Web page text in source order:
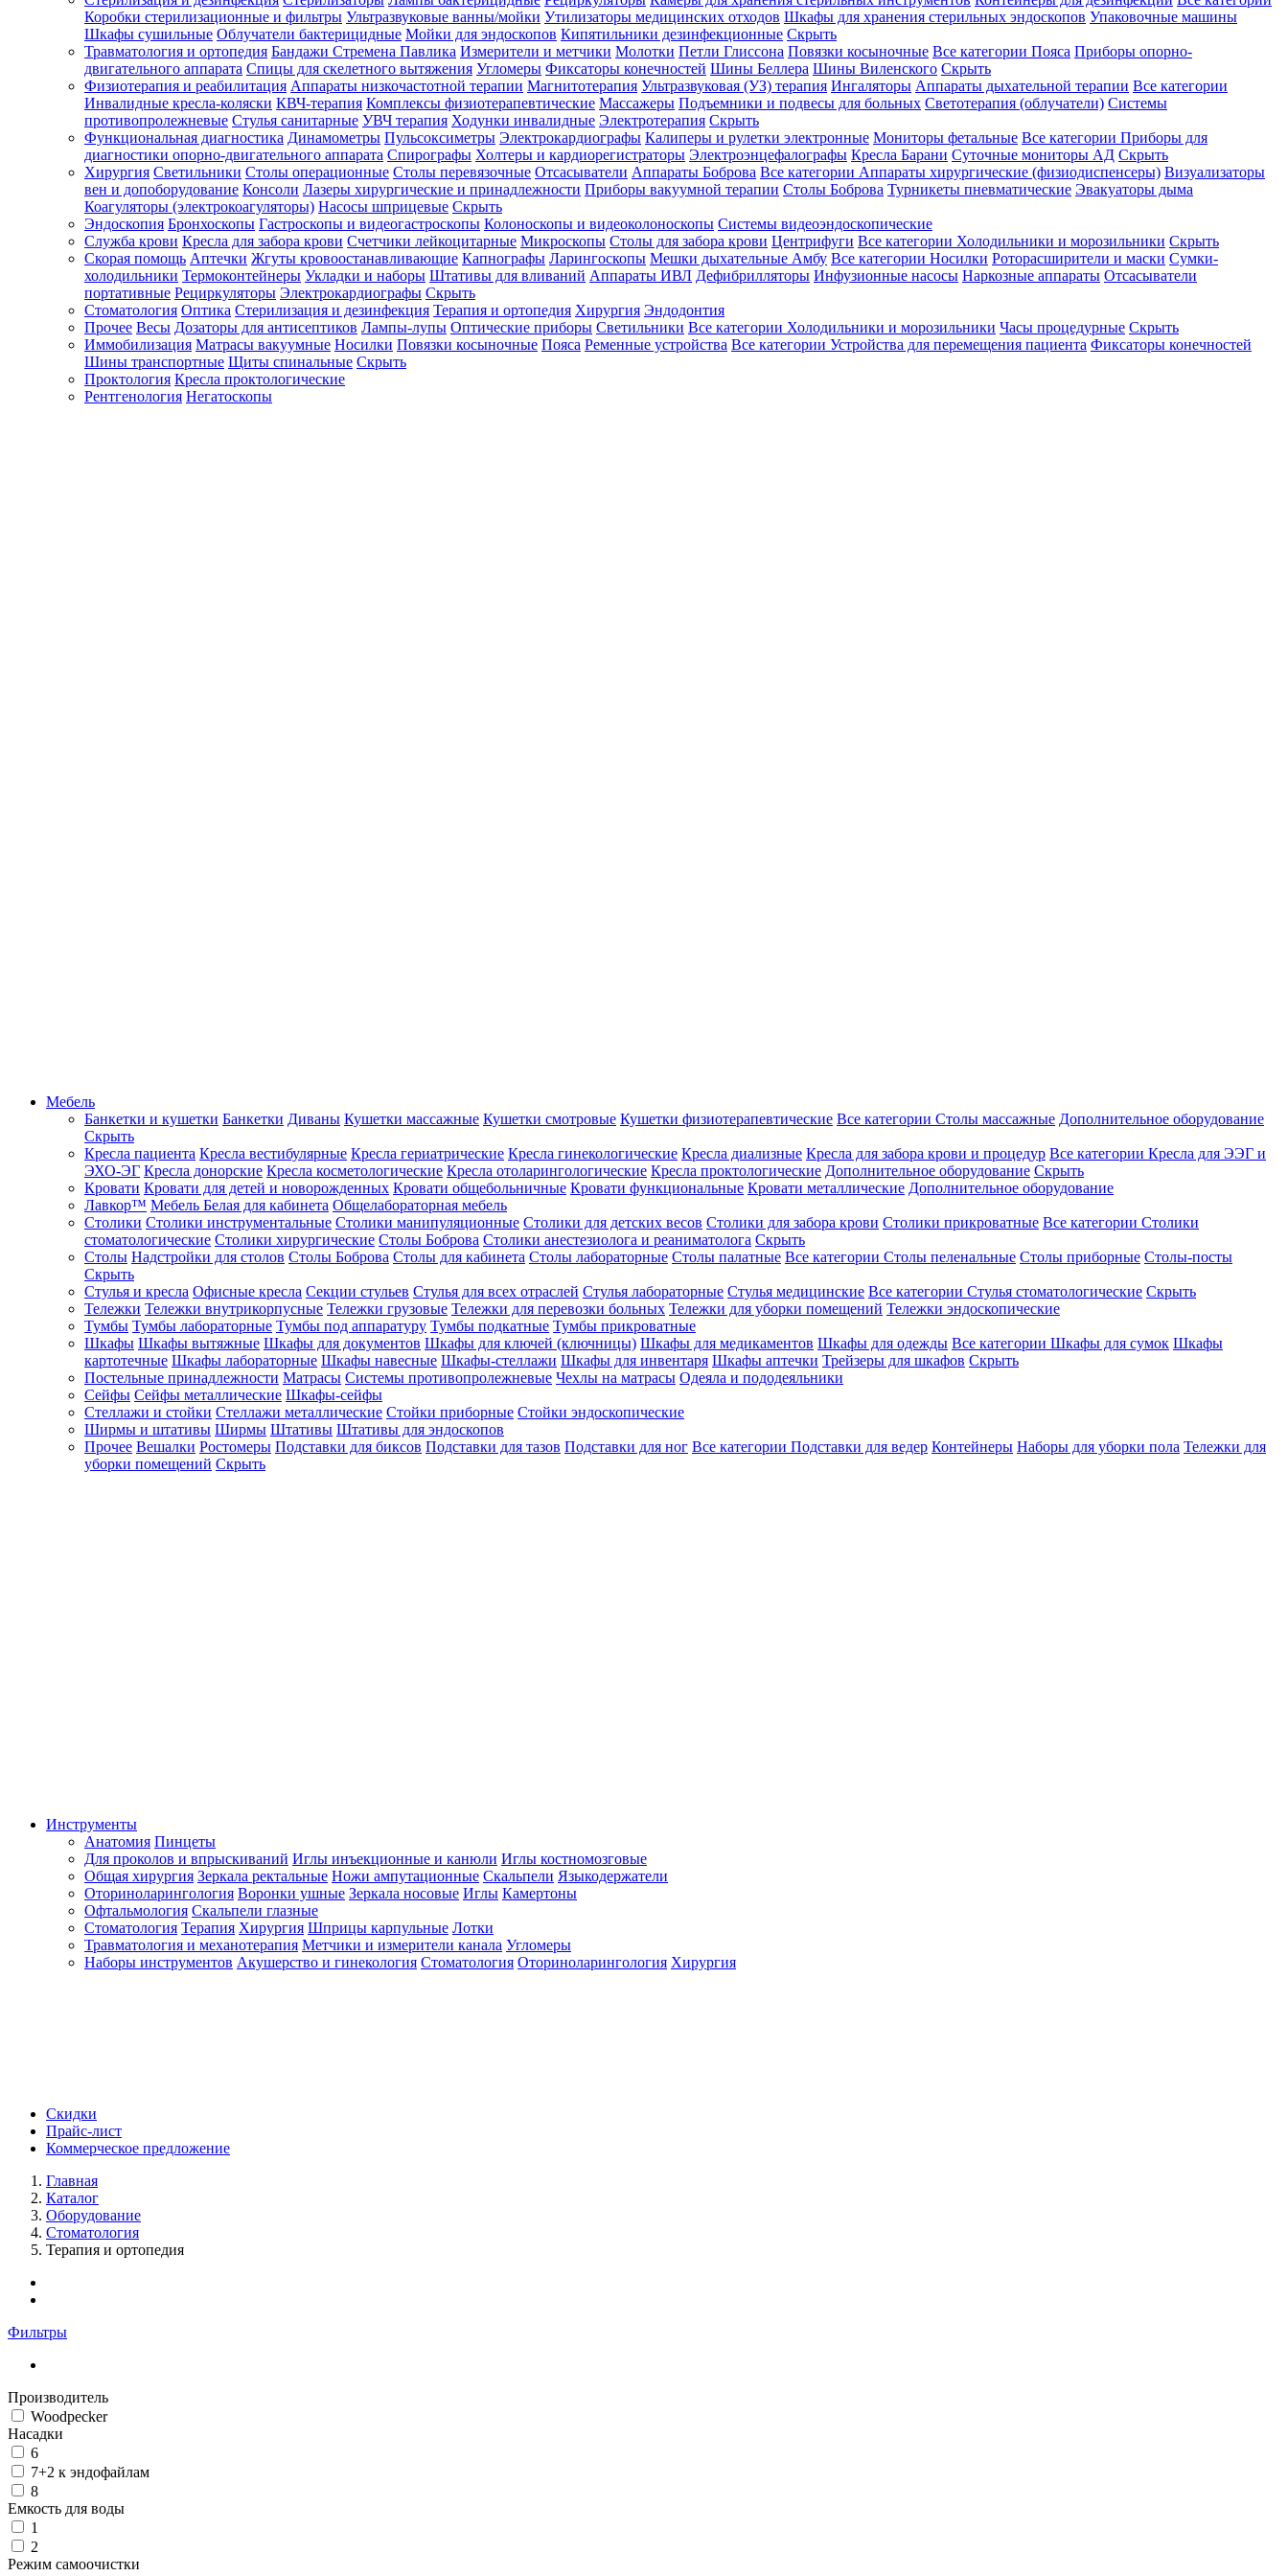
Зарегистрироваться
Зачем
регистрироваться?
Все
покупки
в
одном
месте
Личный
менеджер
Отслеживание
статуса
заказа
Коробки стерилизационные и фильтры Ультразвуковые ванны/мойки Утилизаторы медицинских отходов Шкафы для хранения стерильных эндоскопов Упаковочные машины
Шкафы сушильные Облучатели бактерицидные Мойки для эндоскопов Кипятильники дезинфекционные Скрыть
Травматология и ортопедия Бандажи Стремена Павлика Измерители и метчики Молотки Петли Глиссона Повязки косыночные Все категории Пояса Приборы опорно-
двигательного аппарата Спицы для скелетного вытяжения Угломеры Фиксаторы конечностей Шины Беллера Шины Виленского Скрыть
Физиотерапия и реабилитация Аппараты низкочастотной терапии Магнитотерапия Ультразвуковая (УЗ) терапия Ингаляторы Аппараты дыхательной терапии Все категории
Инвалидные кресла-коляски КВЧ-терапия Комплексы физиотерапевтические Массажеры Подъемники и подвесы для больных Светотерапия (облучатели) Системы
противопролежневые Стулья санитарные УВЧ терапия Ходунки инвалидные Электротерапия Скрыть
Функциональная диагностика Динамометры Пульсоксиметры Электрокардиографы Калиперы и рулетки электронные Мониторы фетальные Все категории Приборы для
диагностики опорно-двигательного аппарата Спирографы Холтеры и кардиорегистраторы Электроэнцефалографы Кресла Барани Суточные мониторы АД Скрыть
Хирургия Светильники Столы операционные Столы перевязочные Отсасыватели Аппараты Боброва Все категории Аппараты хирургические (физиодиспенсеры) Визуализаторы
вен и допоборудование Консоли Лазеры хирургические и принадлежности Приборы вакуумной терапии Столы Боброва Турникеты пневматические Эвакуаторы дыма
Коагуляторы (электрокоагуляторы) Насосы шприцевые Скрыть
Эндоскопия Бронхоскопы Гастроскопы и видеогастроскопы Колоноскопы и видеоколоноскопы Системы видеоэндоскопические
Служба крови Кресла для забора крови Счетчики лейкоцитарные Микроскопы Столы для забора крови Центрифуги Все категории Холодильники и морозильники Скрыть
Скорая помощь Аптечки Жгуты кровоостанавливающие Капнографы Ларингоскопы Мешки дыхательные Амбу Все категории Носилки Роторасширители и маски Сумки-
холодильники Термоконтейнеры Укладки и наборы Штативы для вливаний Аппараты ИВЛ Дефибрилляторы Инфузионные насосы Наркозные аппараты Отсасыватели
портативные Рециркуляторы Электрокардиографы Скрыть
Стоматология Оптика Стерилизация и дезинфекция Терапия и ортопедия Хирургия Эндодонтия
Прочее Весы Дозаторы для антисептиков Лампы-лупы Оптические приборы Светильники Все категории Холодильники и морозильники Часы процедурные Скрыть
Иммобилизация Матрасы вакуумные Носилки Повязки косыночные Пояса Ременные устройства Все категории Устройства для перемещения пациента Фиксаторы конечностей
Шины транспортные Щиты спинальные Скрыть
Проктология Кресла проктологические
Рентгенология Негатоскопы
Мебель
Банкетки и кушетки Банкетки Диваны Кушетки массажные Кушетки смотровые Кушетки физиотерапевтические Все категории Столы массажные Дополнительное оборудование
Скрыть
Кресла пациента Кресла вестибулярные Кресла гериатрические Кресла гинекологические Кресла диализные Кресла для забора крови и процедур Все категории Кресла для ЭЭГ и
ЭХО-ЭГ Кресла донорские Кресла косметологические Кресла отоларингологические Кресла проктологические Дополнительное оборудование Скрыть
Кровати Кровати для детей и новорожденных Кровати общебольничные Кровати функциональные Кровати металлические Дополнительное оборудование
Лавкор™ Мебель Белая для кабинета Общелабораторная мебель
Столики Столики инструментальные Столики манипуляционные Столики для детских весов Столики для забора крови Столики прикроватные Все категории Столики
стоматологические Столики хирургические Столы Боброва Столики анестезиолога и реаниматолога Скрыть
Столы Надстройки для столов Столы Боброва Столы для кабинета Столы лабораторные Столы палатные Все категории Столы пеленальные Столы приборные Столы-посты
Скрыть
Стулья и кресла Офисные кресла Секции стульев Стулья для всех отраслей Стулья лабораторные Стулья медицинские Все категории Стулья стоматологические Скрыть
Тележки Тележки внутрикорпусные Тележки грузовые Тележки для перевозки больных Тележки для уборки помещений Тележки эндоскопические
Тумбы Тумбы лабораторные Тумбы под аппаратуру Тумбы подкатные Тумбы прикроватные
Шкафы Шкафы вытяжные Шкафы для документов Шкафы для ключей (ключницы) Шкафы для медикаментов Шкафы для одежды Все категории Шкафы для сумок Шкафы
картотечные Шкафы лабораторные Шкафы навесные Шкафы-стеллажи Шкафы для инвентаря Шкафы аптечки Трейзеры для шкафов Скрыть
Постельные принадлежности Матрасы Системы противопролежневые Чехлы на матрасы Одеяла и пододеяльники
Сейфы Сейфы металлические Шкафы-сейфы
Стеллажи и стойки Стеллажи металлические Стойки приборные Стойки эндоскопические
Ширмы и штативы Ширмы Штативы Штативы для эндоскопов
Прочее Вешалки Ростомеры Подставки для биксов Подставки для тазов Подставки для ног Все категории Подставки для ведер Контейнеры Наборы для уборки пола Тележки для
уборки помещений Скрыть
Инструменты
Анатомия Пинцеты
Для проколов и впрыскиваний Иглы инъекционные и канюли Иглы костномозговые
Общая хирургия Зеркала ректальные Ножи ампутационные Скальпели Языкодержатели
Оториноларингология Воронки ушные Зеркала носовые Иглы Камертоны
Офтальмология Скальпели глазные
Стоматология Терапия Хирургия Шприцы карпульные Лотки
Травматология и механотерапия Метчики и измерители канала Угломеры
Наборы инструментов Акушерство и гинекология Стоматология Оториноларингология Хирургия
Скидки
Прайс-лист
Коммерческое предложение
Главная
Каталог
Оборудование
Стоматология
Терапия и ортопедия
Фильтры
Производитель
Woodpecker
Насадки
6
7+2 к эндофайлам
8
Емкость для воды
1
2
Режим самоочистки